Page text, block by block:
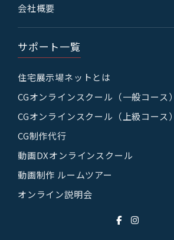
会社概要
サポート一覧
住宅展示場ネットとは
CGオンラインスクール（一般コース）
CGオンラインスクール（上級コース）
CG制作代行
動画DXオンラインスクール
動画制作 ルームツアー
オンライン説明会